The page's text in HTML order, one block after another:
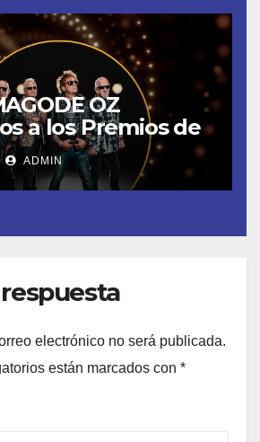
OZ
a los Premios de
de la Música de
noche en La 2
ADMIN
electrónico no será publicada.
están marcados con *